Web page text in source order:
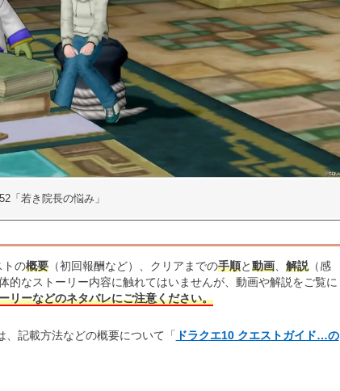
「若き院長の悩み」
トの概要（初回報酬など）、クリアまでの手順と動画、 解説（感
的なストーリー内容に触れてはいませんが、動画や解説をご覧に
リーなどのネタバレにご注意ください。
記載方法などの概要について「 ドラクエ10 クエストガイド…の